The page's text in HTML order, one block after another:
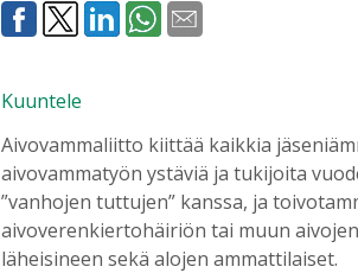
Kuuntele
Aivovammaliitto kiittää kaikkia
aivovammatyön ystäviä ja tukijoita
”vanhojen tuttujen” kanssa, ja
aivoverenkiertohäiriön tai muun
läheisineen sekä alojen ammattilaiset.